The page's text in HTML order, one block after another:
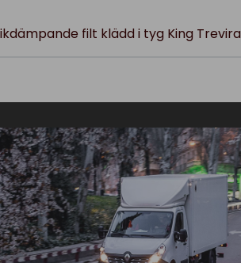
filt klädd i tyg King Trevira